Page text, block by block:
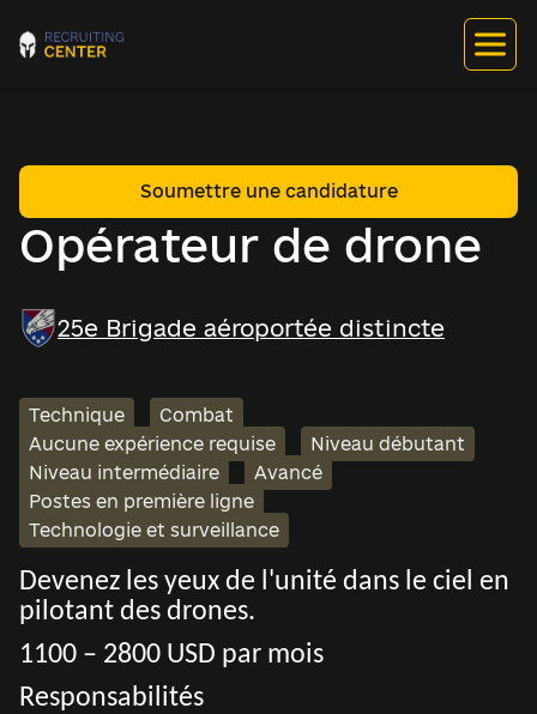
Opérateur de drone
Soumettre une candidature
25e Brigade aéroportée distincte
Technique
Combat
Aucune expérience requise
Niveau débutant
Niveau intermédiaire
Avancé
Postes en première ligne
Technologie et surveillance
Devenez les yeux de l'unité dans le ciel en
pilotant des drones.
1100 – 2800 USD par mois
Responsabilités